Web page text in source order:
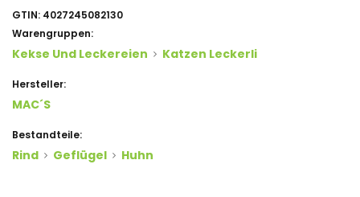
GTIN: 4027245082130
Warengruppen:
Kekse Und Leckereien Katzen Leckerli
Hersteller:
MAC´s
Bestandteile:
Rind Geflügel Huhn